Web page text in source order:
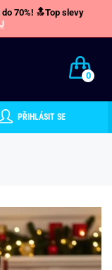
do 70%! 🔝Top slevy
0
PŘIHLÁSIT SE